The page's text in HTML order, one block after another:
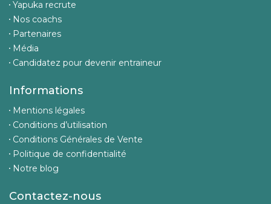
Yapuka recrute
Nos coachs
Partenaires
Média
Candidatez pour devenir entraineur
Informations
Mentions légales
Conditions d’utilisation
Conditions Générales de Vente
Politique de confidentialité
Notre blog
Contactez-nous